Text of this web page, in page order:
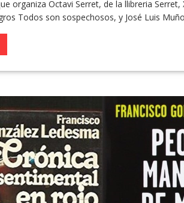
organiza Octavi Serret, de la llibreria
Todos son sospechosos, y José Luis